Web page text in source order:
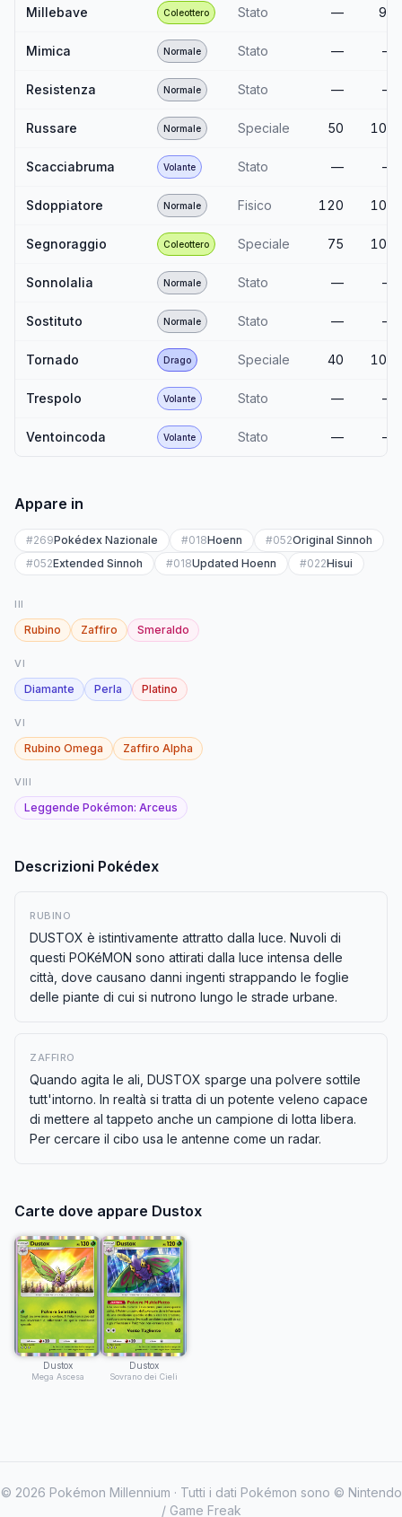
Millebave Coleottero Stato — 95
Mimica Normale Stato — —
Resistenza Normale Stato — —
Russare Normale Speciale 50 100
Scacciabruma Volante Stato — —
Sdoppiatore Normale Fisico 120 100
Segnoraggio Coleottero Speciale 75 100
Sonnolalia Normale Stato — —
Sostituto Normale Stato — —
Tornado Drago Speciale 40 100
Trespolo Volante Stato — —
Ventoincoda Volante Stato — —
Appare in
#269Pokédex Nazionale #018Hoenn #052Original Sinnoh
#052Extended Sinnoh #018Updated Hoenn #022Hisui
III
Rubino Zaffiro Smeraldo
VI
Diamante Perla Platino
VI
Rubino Omega Zaffiro Alpha
VIII
Leggende Pokémon: Arceus
Descrizioni Pokédex
RUBINO
DUSTOX è istintivamente attratto dalla luce. Nuvoli di
questi POKéMON sono attirati dalla luce intensa delle
città, dove causano danni ingenti strappando le foglie
delle piante di cui si nutrono lungo le strade urbane.
ZAFFIRO
Quando agita le ali, DUSTOX sparge una polvere sottile
tutt'intorno. In realtà si tratta di un potente veleno capace
di mettere al tappeto anche un campione di lotta libera.
Per cercare il cibo usa le antenne come un radar.
Carte dove appare Dustox
Dustox
Mega Ascesa
Dustox
Sovrano dei Cieli
© 2026 Pokémon Millennium · Tutti i dati Pokémon sono © Nintendo
/ Game Freak